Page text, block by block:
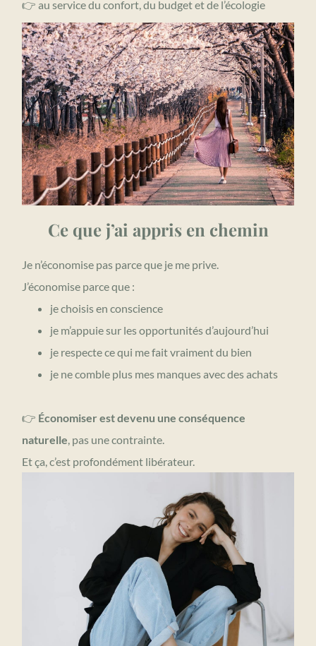
👉 au service du confort, du budget et de l’écologie
Ce que j’ai appris en chemin
Je n’économise pas parce que je me prive.
J’économise parce que :
je choisis en conscience
je m’appuie sur les opportunités d’aujourd’hui
je respecte ce qui me fait vraiment du bien
je ne comble plus mes manques avec des achats
👉 Économiser est devenu une conséquence
naturelle, pas une contrainte.
Et ça, c’est profondément libérateur.